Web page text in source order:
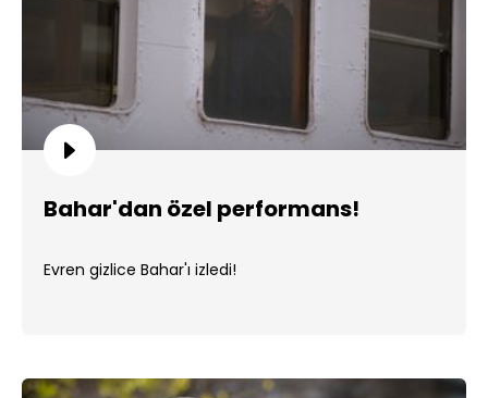
Bahar'dan özel performans!
Evren gizlice Bahar'ı izledi!